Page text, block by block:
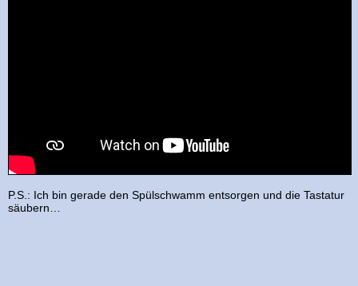
P.S.: Ich bin gerade den Spülschwamm entsorgen und die Tastatur
säubern…